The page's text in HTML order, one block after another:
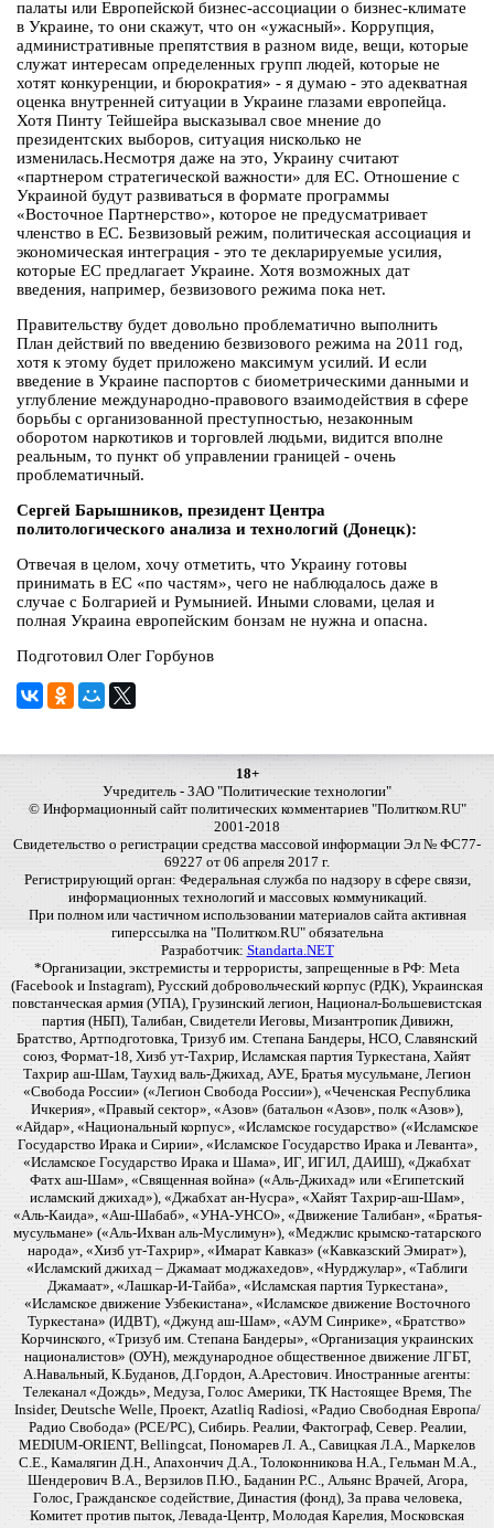
палаты или Европейской бизнес-ассоциации о бизнес-климате
в Украине, то они скажут, что он «ужасный». Коррупция,
административные препятствия в разном виде, вещи, которые
служат интересам определенных групп людей, которые не
хотят конкуренции, и бюрократия» - я думаю - это адекватная
оценка внутренней ситуации в Украине глазами европейца.
Хотя Пинту Тейшейра высказывал свое мнение до
президентских выборов, ситуация нисколько не
изменилась.Несмотря даже на это, Украину считают
«партнером стратегической важности» для ЕС. Отношение с
Украиной будут развиваться в формате программы
«Восточное Партнерство», которое не предусматривает
членство в ЕС. Безвизовый режим, политическая ассоциация и
экономическая интеграция - это те декларируемые усилия,
которые ЕС предлагает Украине. Хотя возможных дат
введения, например, безвизового режима пока нет.
Правительству будет довольно проблематично выполнить
План действий по введению безвизового режима на 2011 год,
хотя к этому будет приложено максимум усилий. И если
введение в Украине паспортов с биометрическими данными и
углубление международно-правового взаимодействия в сфере
борьбы с организованной преступностью, незаконным
оборотом наркотиков и торговлей людьми, видится вполне
реальным, то пункт об управлении границей - очень
проблематичный.
Сергей Барышников, президент Центра
политологического анализа и технологий (Донецк):
Отвечая в целом, хочу отметить, что Украину готовы
принимать в ЕС «по частям», чего не наблюдалось даже в
случае с Болгарией и Румынией. Иными словами, целая и
полная Украина европейским бонзам не нужна и опасна.
Подготовил Олег Горбунов
18+
Учредитель - ЗАО "Политические технологии"
© Информационный сайт политических комментариев "Политком.RU"
2001-2018
Свидетельство о регистрации средства массовой информации Эл № ФС77-
69227 от 06 апреля 2017 г.
Регистрирующий орган: Федеральная служба по надзору в сфере связи,
информационных технологий и массовых коммуникаций.
При полном или частичном использовании материалов сайта активная
гиперссылка на "Политком.RU" обязательна
Разработчик: Standarta.NET
*Организации, экстремисты и террористы, запрещенные в РФ: Meta
(Facebook и Instagram), Русский добровольческий корпус (РДК), Украинская
повстанческая армия (УПА), Грузинский легион, Национал-Большевистская
партия (НБП), Талибан, Свидетели Иеговы, Мизантропик Дивижн,
Братство, Артподготовка, Тризуб им. Степана Бандеры, НСО, Славянский
союз, Формат-18, Хизб ут-Тахрир, Исламская партия Туркестана, Хайят
Тахрир аш-Шам, Таухид валь-Джихад, АУЕ, Братья мусульмане, Легион
«Свобода России» («Легион Свобода России»), «Чеченская Республика
Ичкерия», «Правый сектор», «Азов» (батальон «Азов», полк «Азов»),
«Айдар», «Национальный корпус», «Исламское государство» («Исламское
Государство Ирака и Сирии», «Исламское Государство Ирака и Леванта»,
«Исламское Государство Ирака и Шама», ИГ, ИГИЛ, ДАИШ), «Джабхат
Фатх аш-Шам», «Священная война» («Аль-Джихад» или «Египетский
исламский джихад»), «Джабхат ан-Нусра», «Хайят Тахрир-аш-Шам»,
«Аль-Каида», «Аш-Шабаб», «УНА-УНСО», «Движение Талибан», «Братья-
мусульмане» («Аль-Ихван аль-Муслимун»), «Меджлис крымско-татарского
народа», «Хизб ут-Тахрир», «Имарат Кавказ» («Кавказский Эмират»),
«Исламский джихад – Джамаат моджахедов», «Нурджулар», «Таблиги
Джамаат», «Лашкар-И-Тайба», «Исламская партия Туркестана»,
«Исламское движение Узбекистана», «Исламское движение Восточного
Туркестана» (ИДВТ), «Джунд аш-Шам», «АУМ Синрике», «Братство»
Корчинского, «Тризуб им. Степана Бандеры», «Организация украинских
националистов» (ОУН), международное общественное движение ЛГБТ,
А.Навальный, К.Буданов, Д.Гордон, А.Арестович. Иностранные агенты:
Телеканал «Дождь», Медуза, Голос Америки, ТК Настоящее Время, The
Insider, Deutsche Welle, Проект, Azatliq Radiosi, «Радио Свободная Европа/
Радио Свобода» (PCE/PC), Сибирь. Реалии, Фактограф, Север. Реалии,
MEDIUM-ORIENT, Bellingcat, Пономарев Л. А., Савицкая Л.А., Маркелов
С.Е., Камалягин Д.Н., Апахончич Д.А., Толоконникова Н.А., Гельман М.А.,
Шендерович В.А., Верзилов П.Ю., Баданин Р.С., Альянс Врачей, Агора,
Голос, Гражданское содействие, Династия (фонд), За права человека,
Комитет против пыток, Левада-Центр, Молодая Карелия, Московская